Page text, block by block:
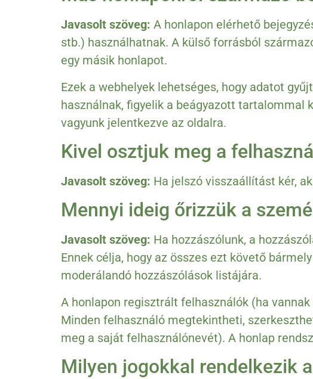
Javasolt szöveg: A honlapon elérhető
stb.) használhatnak. A külső forrásból
egy másik honlapot.
Ezek a webhelyek lehetséges, hogy adatot
használnak, figyelik a beágyazott tartalommal
vagyunk jelentkezve az oldalra.
Kivel osztjuk meg a
Javasolt szöveg: Ha jelszó visszaállítást kér,
Mennyi ideig őrizzük a
Javasolt szöveg: Ha hozzászólunk, a
Ennek célja, hogy az összes ezt követő
moderálandó hozzászólások listájára.
A honlapon regisztrált felhasználók (ha
Minden felhasználó megtekintheti,
meg a saját felhasználónevét). A honlap
Milyen jogokkal rendelkezik